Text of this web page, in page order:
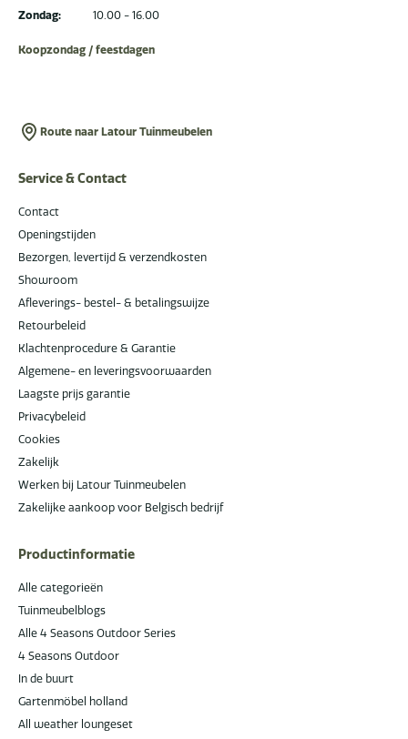
Zondag:
10.00 - 16.00
Koopzondag / feestdagen
Route naar Latour Tuinmeubelen
Service & Contact
Contact
Openingstijden
Bezorgen, levertijd & verzendkosten
Showroom
Afleverings- bestel- & betalingswijze
Retourbeleid
Klachtenprocedure & Garantie
Algemene- en leveringsvoorwaarden
Laagste prijs garantie
Privacybeleid
Cookies
Zakelijk
Werken bij Latour Tuinmeubelen
Zakelijke aankoop voor Belgisch bedrijf
Productinformatie
Alle categorieën
Tuinmeubelblogs
Alle 4 Seasons Outdoor Series
4 Seasons Outdoor
In de buurt
Gartenmöbel holland
All weather loungeset